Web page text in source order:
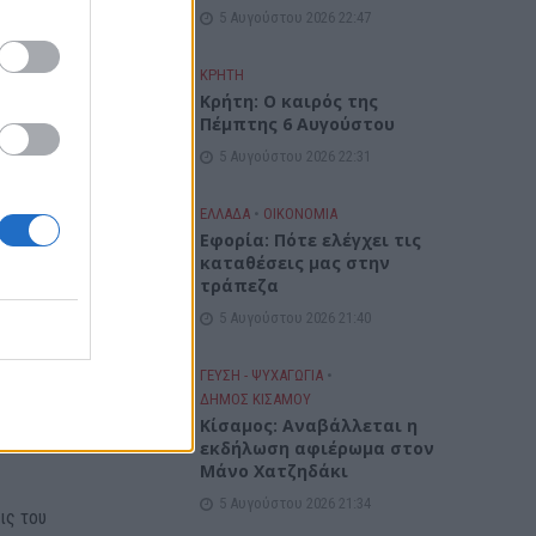
33,
του
5 Αυγούστου 2026 22:47
ΚΡΗΤΗ
Κρήτη: Ο καιρός της
Πέμπτης 6 Αυγούστου
5 Αυγούστου 2026 22:31
ΕΛΛΑΔΑ • ΟΙΚΟΝΟΜΙΑ
Εφορία: Πότε ελέγχει τις
καταθέσεις μας στην
τράπεζα
5 Αυγούστου 2026 21:40
ΓΕΎΣΗ - ΨΥΧΑΓΩΓΊΑ •
ΔΉΜΟΣ ΚΙΣΆΜΟΥ
Κίσαμος: Αναβάλλεται η
εκδήλωση αφιέρωμα στον
Μάνο Χατζηδάκι
5 Αυγούστου 2026 21:34